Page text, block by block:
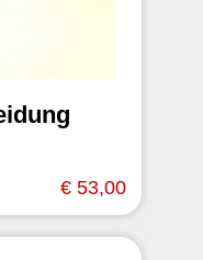
€ 53,00